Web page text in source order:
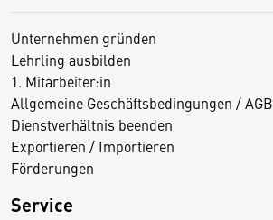
Unternehmen gründen
Lehrling ausbilden
1. Mitarbeiter:in
Allgemeine Geschäftsbedingungen / AGB
Dienstverhältnis beenden
Exportieren / Importieren
Förderungen
Service